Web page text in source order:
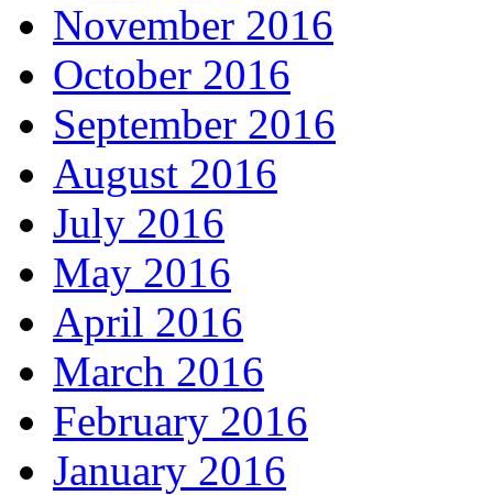
November 2016
October 2016
September 2016
August 2016
July 2016
May 2016
April 2016
March 2016
February 2016
January 2016